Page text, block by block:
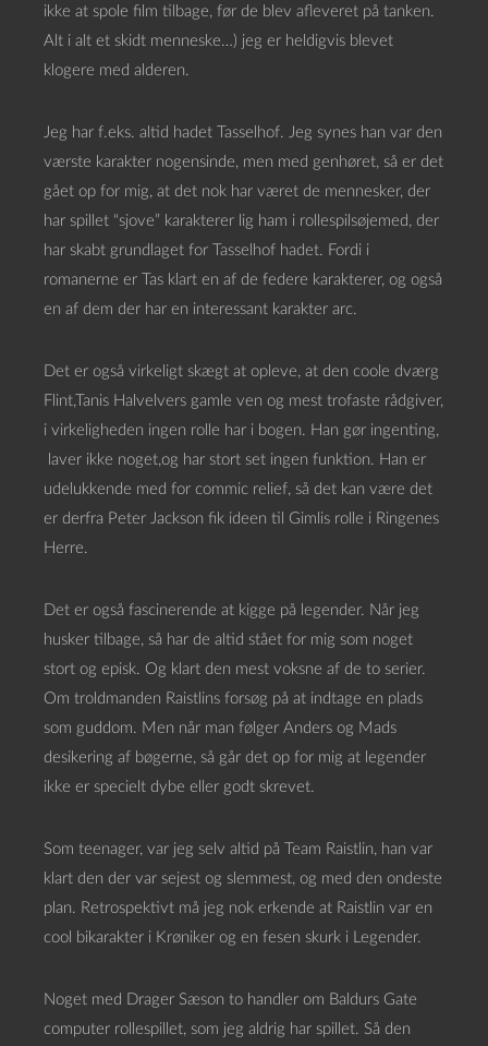
ikke at spole film tilbage, før de blev afleveret på tanken.
Alt i alt et skidt menneske…) jeg er heldigvis blevet
klogere med alderen.
Jeg har f.eks. altid hadet Tasselhof. Jeg synes han var den
værste karakter nogensinde, men med genhøret, så er det
gået op for mig, at det nok har været de mennesker, der
har spillet “sjove” karakterer lig ham i rollespilsøjemed, der
har skabt grundlaget for Tasselhof hadet. Fordi i
romanerne er Tas klart en af de federe karakterer, og også
en af dem der har en interessant karakter arc.
Det er også virkeligt skægt at opleve, at den coole dværg
Flint,Tanis Halvelvers gamle ven og mest trofaste rådgiver,
i virkeligheden ingen rolle har i bogen. Han gør ingenting,
laver ikke noget,og har stort set ingen funktion. Han er
udelukkende med for commic relief, så det kan være det
er derfra Peter Jackson fik ideen til Gimlis rolle i Ringenes
Herre.
Det er også fascinerende at kigge på legender. Når jeg
husker tilbage, så har de altid stået for mig som noget
stort og episk. Og klart den mest voksne af de to serier.
Om troldmanden Raistlins forsøg på at indtage en plads
som guddom. Men når man følger Anders og Mads
desikering af bøgerne, så går det op for mig at legender
ikke er specielt dybe eller godt skrevet.
Som teenager, var jeg selv altid på Team Raistlin, han var
klart den der var sejest og slemmest, og med den ondeste
plan. Retrospektivt må jeg nok erkende at Raistlin var en
cool bikarakter i Krøniker og en fesen skurk i Legender.
Noget med Drager Sæson to handler om Baldurs Gate
computer rollespillet, som jeg aldrig har spillet. Så den